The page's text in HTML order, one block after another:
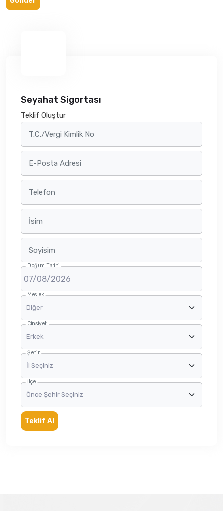
Seyahat Sigortası
Teklif Oluştur
T.C./Vergi Kimlik No
E-Posta Adresi
Telefon
İsim
Soyisim
Doğum Tarihi
Meslek
Cinsiyet
Şehir
İlçe
Teklif Al